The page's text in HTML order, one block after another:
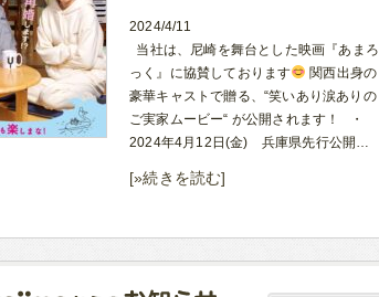
2024/4/11
当社は、尼崎を舞台とした映画『あまろ
っく』に協賛しております
関西出身の
豪華キャストで贈る、“笑いあり涙ありの
ご実家ムービー“ が公開されます！ ・
2024年4月12日(金) 兵庫県先行公開…
[»続きを読む]